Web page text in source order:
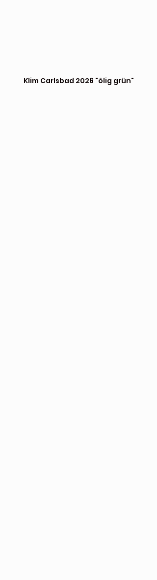
Klim Carlsbad 2026 "ölig grün"